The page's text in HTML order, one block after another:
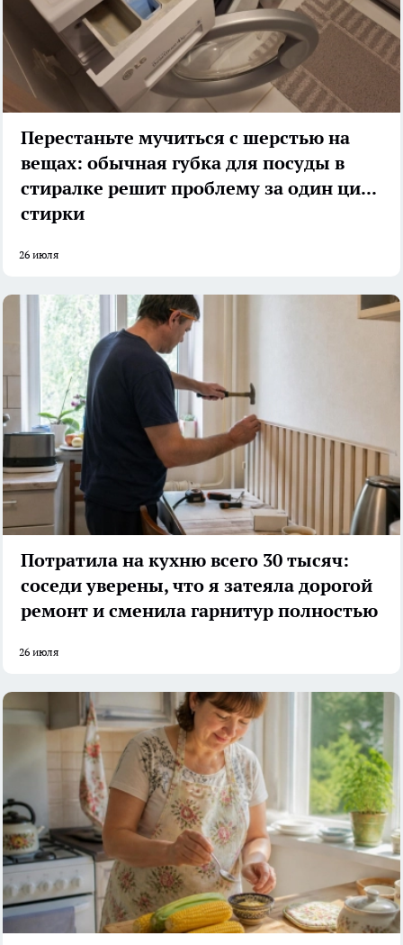
Перестаньте мучиться с шерстью на
вещах: обычная губка для посуды в
стиралке решит проблему за один цикл
стирки
26 июля
Потратила на кухню всего 30 тысяч:
соседи уверены, что я затеяла дорогой
ремонт и сменила гарнитур полностью
26 июля